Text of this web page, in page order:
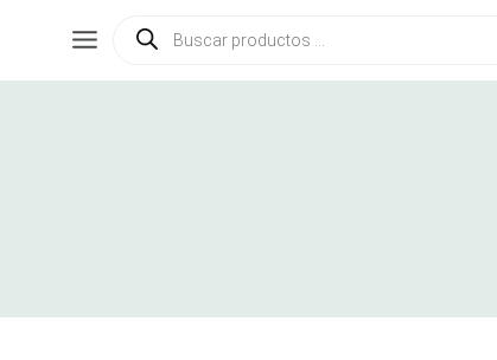
contenido
Búsqueda